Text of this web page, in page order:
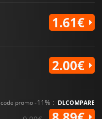
1.61€
2.00€
code promo-11% : DLCOMPARE